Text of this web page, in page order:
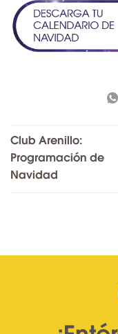
Club Arenillo:
Programación de
Navidad